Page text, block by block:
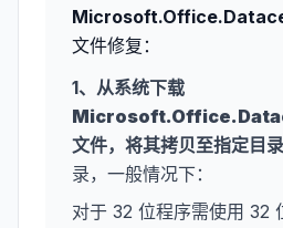
文件修复：
1、从系统下载
文件，将其拷贝至指定目录
录，一般情况下：
对于 32 位程序需使用 32